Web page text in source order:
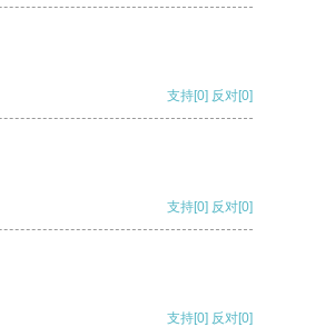
支持[0] 反对[0]
支持[0] 反对[0]
支持[0] 反对[0]